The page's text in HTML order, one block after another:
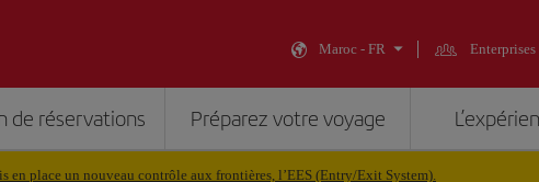
Maroc - FR Enterprises
de réservations Préparez votre voyage
en place un nouveau contrôle aux frontières, l’EES (Entry/Exit System).